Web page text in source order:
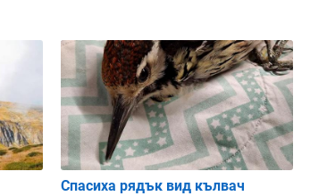
0.84 0.87
Спасиха рядък вид кълвач